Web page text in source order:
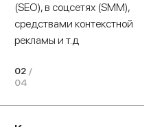
(SEO), в соцсетях (SMM),
средствами контекстной
рекламы и т.д
02 /
04